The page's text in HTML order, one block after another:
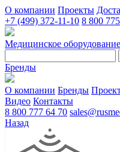
О компании Проекты
+7 (499) 372-11-10 8 800
Медицинское оборудование
Бренды
О компании Бренды
Видео Контакты
8 800 777 64 70
Назад